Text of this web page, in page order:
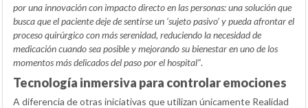
por una innovación con impacto directo en las personas: una solución que
busca que el paciente deje de sentirse un ‘sujeto pasivo’ y pueda afrontar el
proceso quirúrgico con más serenidad, reduciendo la necesidad de
medicación cuando sea posible y mejorando su bienestar en uno de los
momentos más delicados del paso por el hospital”.
Tecnología inmersiva para controlar emociones
A diferencia de otras iniciativas que utilizan únicamente Realidad